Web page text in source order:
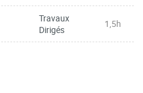
Travaux
Dirigés
1,5h